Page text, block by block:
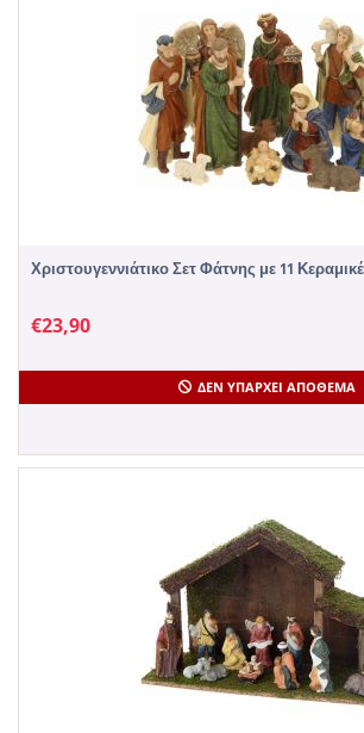
Χριστουγεννιάτικο Σετ Φάτνης με 11
€23,90
ΔΕΝ ΥΠΆΡΧΕΙ ΑΠΌΘΕΜΑ